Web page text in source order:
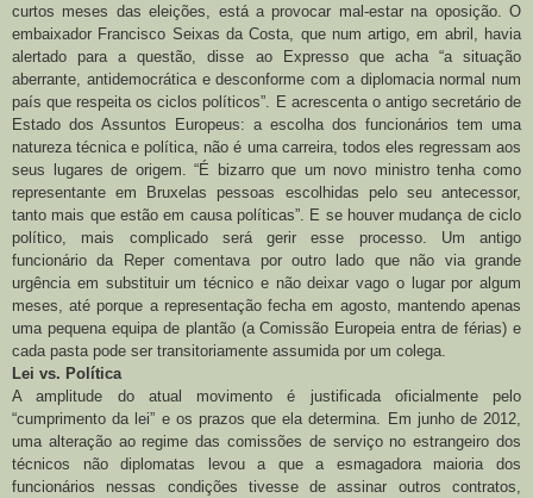
curtos meses das eleições, está a provocar mal-estar na oposição. O
embaixador Francisco Seixas da Costa, que num artigo, em abril, havia
alertado para a questão, disse ao Expresso que acha “a situação
aberrante, antidemocrática e desconforme com a diplomacia normal num
país que respeita os ciclos políticos”. E acrescenta o antigo secretário de
Estado dos Assuntos Europeus: a escolha dos funcionários tem uma
natureza técnica e política, não é uma carreira, todos eles regressam aos
seus lugares de origem. “É bizarro que um novo ministro tenha como
representante em Bruxelas pessoas escolhidas pelo seu antecessor,
tanto mais que estão em causa políticas”. E se houver mudança de ciclo
político, mais complicado será gerir esse processo. Um antigo
funcionário da Reper comentava por outro lado que não via grande
urgência em substituir um técnico e não deixar vago o lugar por algum
meses, até porque a representação fecha em agosto, mantendo apenas
uma pequena equipa de plantão (a Comissão Europeia entra de férias) e
cada pasta pode ser transitoriamente assumida por um colega.
Lei vs. Política
A amplitude do atual movimento é justificada oficialmente pelo
“cumprimento da lei” e os prazos que ela determina. Em junho de 2012,
uma alteração ao regime das comissões de serviço no estrangeiro dos
técnicos não diplomatas levou a que a esmagadora maioria dos
funcionários nessas condições tivesse de assinar outros contratos,